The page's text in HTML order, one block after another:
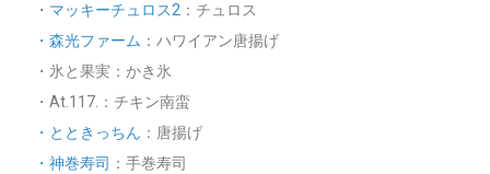
・ マッキーチュロス2：チュロス
・森光ファーム ：ハワイアン唐揚げ
・氷と果実：かき氷
・At.117.：チキン南蛮
・とときっちん ：唐揚げ
・神巻寿司 ：手巻寿司